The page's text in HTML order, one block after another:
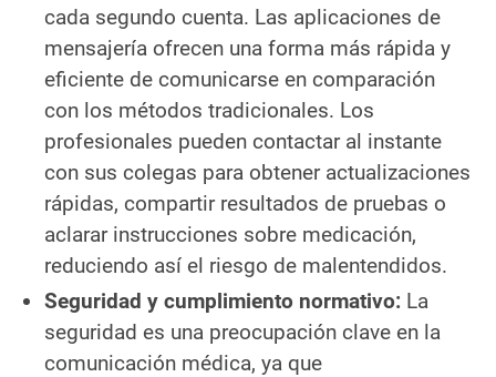
cada segundo cuenta. Las aplicaciones de
mensajería ofrecen una forma más rápida y
eficiente de comunicarse en comparación
con los métodos tradicionales. Los
profesionales pueden contactar al instante
con sus colegas para obtener actualizaciones
rápidas, compartir resultados de pruebas o
aclarar instrucciones sobre medicación,
reduciendo así el riesgo de malentendidos.
Seguridad y cumplimiento normativo: La
seguridad es una preocupación clave en la
comunicación médica, ya que